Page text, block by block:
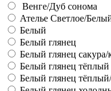
Венге/Дуб сонома
Ателье Светлое/
Белый
Белый глянец
Белый глянец
Белый глянец тёплый
Белый глянец